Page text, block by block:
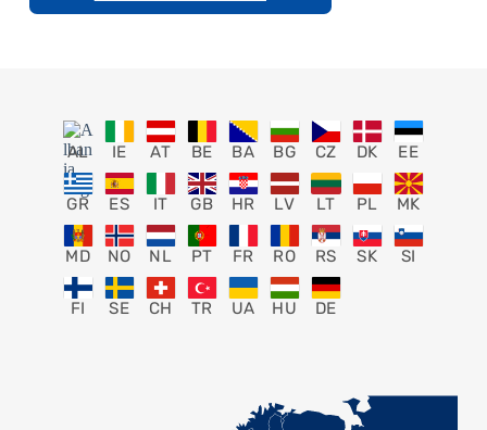
AL IE AT BE BA BG CZ DK EE
GR ES IT GB HR LV LT PL MK
MD NO NL PT FR RO RS SK SI
FI SE CH TR UA HU DE